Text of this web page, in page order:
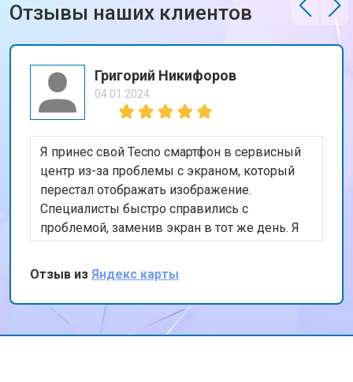
Отзывы наших клиентов
Григорий Никифоров
04.01.2024
Я принес свой Tecno смартфон в сервисный
центр из-за проблемы с экраном, который
перестал отображать изображение.
Специалисты быстро справились с
проблемой, заменив экран в тот же день. Я
доволен качеством работы и скоростью
обслуживания. Спасибо за вашу
профессиональную помощь!
Отзыв из Яндекс карты